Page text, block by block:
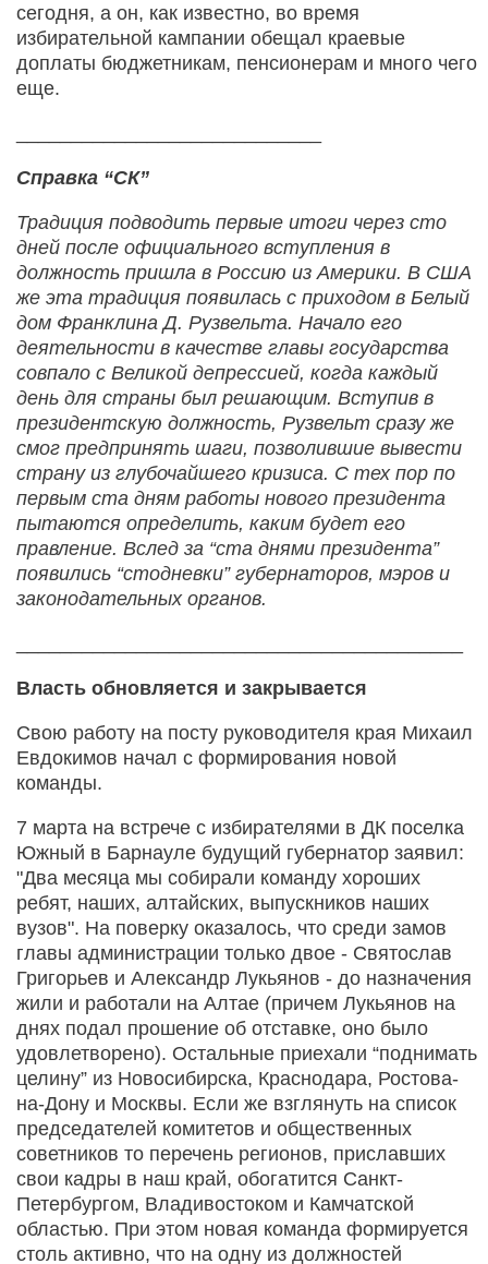
сегодня, а он, как известно, во время
избирательной кампании обещал краевые
доплаты бюджетникам, пенсионерам и много чего
еще.
Справка “СК”
Традиция подводить первые итоги через сто
дней после официального вступления в
должность пришла в Россию из Америки. В США
же эта традиция появилась с приходом в Белый
дом Франклина Д. Рузвельта. Начало его
деятельности в качестве главы государства
совпало с Великой депрессией, когда каждый
день для страны был решающим. Вступив в
президентскую должность, Рузвельт сразу же
смог предпринять шаги, позволившие вывести
страну из глубочайшего кризиса. С тех пор по
первым ста дням работы нового президента
пытаются определить, каким будет его
правление. Вслед за “ста днями президента”
появились “стодневки” губернаторов, мэров и
законодательных органов.
Власть обновляется и закрывается
Свою работу на посту руководителя края Михаил
Евдокимов начал с формирования новой
команды.
7 марта на встрече с избирателями в ДК поселка
Южный в Барнауле будущий губернатор заявил:
"Два месяца мы собирали команду хороших
ребят, наших, алтайских, выпускников наших
вузов". На поверку оказалось, что среди замов
главы администрации только двое - Святослав
Григорьев и Александр Лукьянов - до назначения
жили и работали на Алтае (причем Лукьянов на
днях подал прошение об отставке, оно было
удовлетворено). Остальные приехали “поднимать
целину” из Новосибирска, Краснодара, Ростова-
на-Дону и Москвы. Если же взглянуть на список
председателей комитетов и общественных
советников то перечень регионов, приславших
свои кадры в наш край, обогатится Санкт-
Петербургом, Владивостоком и Камчатской
областью. При этом новая команда формируется
столь активно, что на одну из должностей